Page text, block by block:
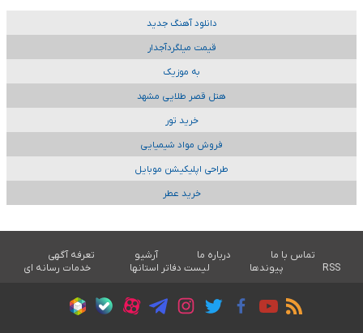
دانلود آهنگ جدید
قیمت میلگردآجدار
به موزیک
هتل قصر طلایی مشهد
خرید تور
فروش مواد شیمیایی
طراحی اپلیکیشن موبایل
خرید عطر
تماس با ما درباره ما آرشیو
تعرفه آگهی
RSS
پیوندها لیست دفاتر استانها خدمات رسانه ای